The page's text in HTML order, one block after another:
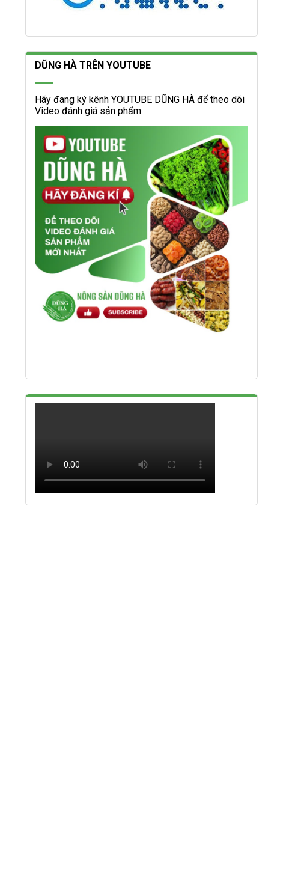
DŨNG HÀ TRÊN YOUTUBE
Hãy đang ký kênh YOUTUBE DŨNG HÀ để theo dõi
Video đánh giá sản phẩm